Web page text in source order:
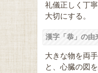
礼儀正しく丁
大切にする。
漢字「恭」の由
大きな物を両
と、心臓の図